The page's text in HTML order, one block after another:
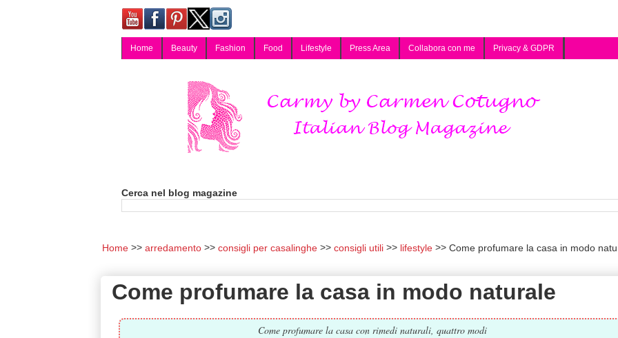
Home Beauty Fashion Food Lifestyle Press Area Collabora con me Privacy & GDPR
Cerca nel blog magazine
Home arredamento consigli per casalinghe consigli utili lifestyle Come profumare la casa in modo
Come profumare la casa in modo naturale
Come profumare la casa con rimedi naturali, quattro modi